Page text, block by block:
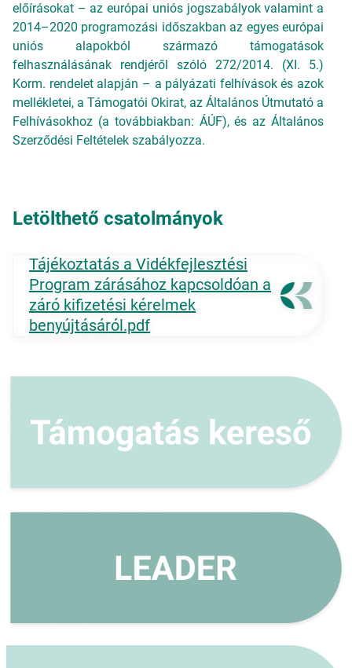
előírásokat – az európai uniós jogszabályok valamint a
2014–2020 programozási időszakban az egyes európai
uniós alapokból származó támogatások
felhasználásának rendjéről szóló 272/2014. (XI. 5.)
Korm. rendelet alapján – a pályázati felhívások és azok
mellékletei, a Támogatói Okirat, az Általános Útmutató a
Felhívásokhoz (a továbbiakban: ÁÚF), és az Általános
Szerződési Feltételek szabályozza.
Letölthető csatolmányok
Tájékoztatás a Vidékfejlesztési
Program zárásához kapcsoldóan a
záró kifizetési kérelmek
benyújtásáról.pdf